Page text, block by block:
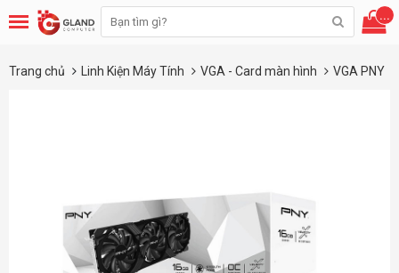
...
Trang chủ Linh Kiện Máy Tính VGA - Card màn hình VGA PNY